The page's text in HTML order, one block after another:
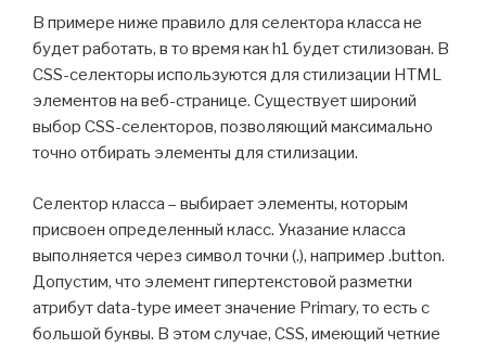
В примере ниже правило для селектора класса не
будет работать, в то время как h1 будет стилизован. В
CSS-селекторы используются для стилизации HTML
элементов на веб-странице. Существует широкий
выбор CSS-селекторов, позволяющий максимально
точно отбирать элементы для стилизации.
Селектор класса – выбирает элементы, которым
присвоен определенный класс. Указание класса
выполняется через символ точки (.), например .button.
Допустим, что элемент гипертекстовой разметки
атрибут data-type имеет значение Primary, то есть с
большой буквы. В этом случае, CSS, имеющий четкие